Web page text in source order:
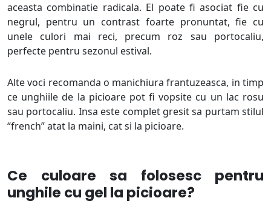
aceasta combinatie radicala. El poate fi asociat fie cu
negrul, pentru un contrast foarte pronuntat, fie cu
unele culori mai reci, precum roz sau portocaliu,
perfecte pentru sezonul estival.
Alte voci recomanda o manichiura frantuzeasca, in timp
ce unghiile de la picioare pot fi vopsite cu un lac rosu
sau portocaliu. Insa este complet gresit sa purtam stilul
“french” atat la maini, cat si la picioare.
Ce culoare sa folosesc pentru
unghile cu gel la picioare?